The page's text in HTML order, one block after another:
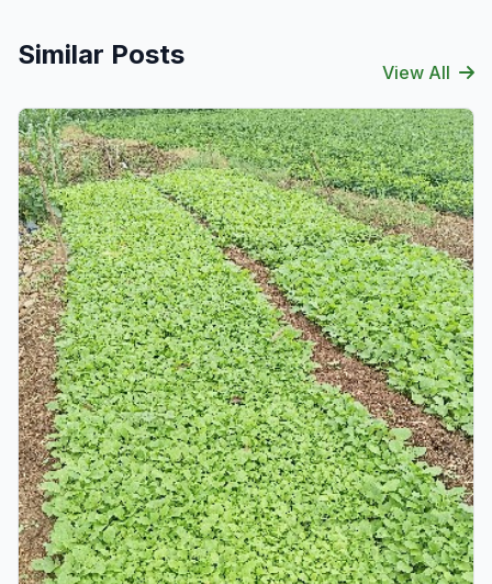
Similar Posts
View All